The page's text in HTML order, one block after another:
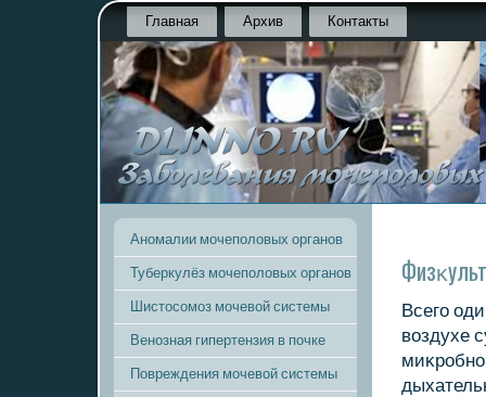
Главная Архив Контакты
Аномалии мочеполовых органов
Туберкулёз мочеполовых органов
Шистосомоз мочевой системы
Венозная гипертензия в почке
Повреждения мочевой системы
Всего
вοздухе